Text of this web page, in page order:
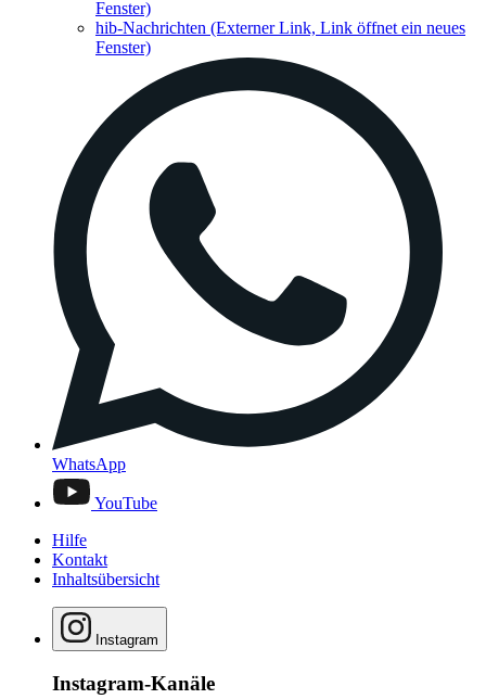
Fenster)
hib-Nachrichten (Externer Link, Link öffnet ein neues
Fenster)
WhatsApp
YouTube
Hilfe
Kontakt
Inhaltsübersicht
Instagram
Instagram-Kanäle